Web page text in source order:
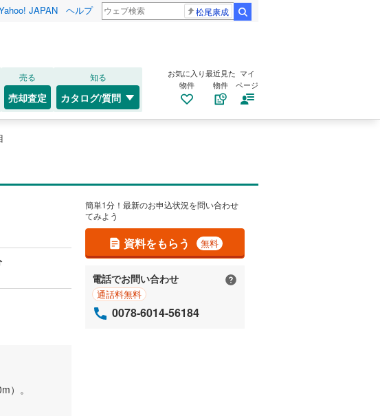
JAPAN ヘルプ 松尾康成
売る
売却査定
知る
カタログ/質問
お気に入り
物件
最近見た
物件
マイ
ページ
）。
簡単1分！最新のお申込状況を問い合わせ
てみよう
資料をもらう 無料
電話でお問い合わせ
通話料無料
0078-6014-56184